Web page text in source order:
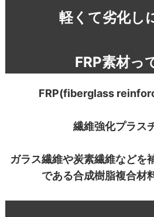
軽くて劣化し
FRP素材っ
FRP(fiberglass
繊維強化プラス
ガラス繊維や炭素繊維などを
である合成樹脂複合材